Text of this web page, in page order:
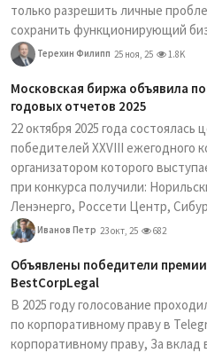
только разрешить личные
сохранить функционирующий
Терехин Филипп 25 ноя, 25 1.8K
Московская биржа объявила
годовых отчетов 2025
22 октября 2025 года
победителей XXVIII ежегодного
организатором которого
при конкурса получили:
Ленэнерго, Россети Центр,
Иванов Петр 23 окт, 25 682
Объявлены победители
BestCorpLegal
В 2025 году голосование
по корпоративному праву в
корпоративному праву, За вклад